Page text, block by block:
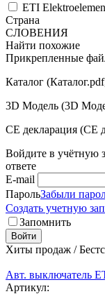
ETI
Страна
СЛОВЕНИЯ
Найти похожие
Прикрепленные
Каталог
3D Модель (3D
CE декларация (CE
Войдите в учётную
ответе
E-mail
ПарольЗабыли
Создать учетную
Запомнить
Войти
Хиты продаж /
Авт. выключатель
Артикул: